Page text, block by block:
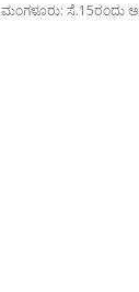
ಮಂಗಳೂರು: ಸೆ.15ರಂದು